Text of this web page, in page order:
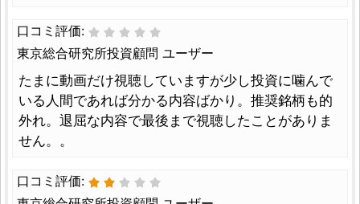
口コミ評価:
東京総合研究所投資顧問 ユーザー
たまに動画だけ視聴していますが少し投資に噛んで
いる人間であれば分かる内容ばかり。推奨銘柄も的
外れ。退屈な内容で最後まで視聴したことがありま
せん。。
口コミ評価: